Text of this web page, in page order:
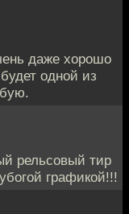
даже хорошо
одной из
рельсовый тир
графикой!!!